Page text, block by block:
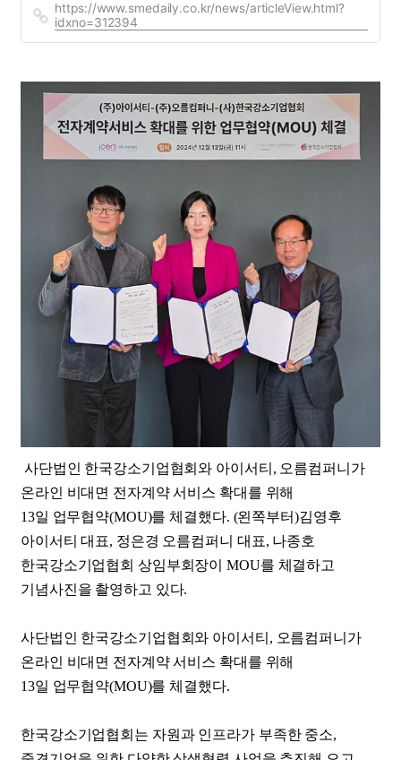
https://www.smedaily.co.kr/news/articleView.html?
idxno=312394
사단법인 한국강소기업협회와 아이서티, 오름컴퍼니가
온라인 비대면 전자계약 서비스 확대를 위해
13일 업무협약(MOU)를 체결했다. (왼쪽부터)김영후
아이서티 대표, 정은경 오름컴퍼니 대표, 나종호
한국강소기업협회 상임부회장이 MOU를 체결하고
기념사진을 촬영하고 있다.
사단법인 한국강소기업협회와 아이서티, 오름컴퍼니가
온라인 비대면 전자계약 서비스 확대를 위해
13일 업무협약(MOU)를 체결했다.
한국강소기업협회는 자원과 인프라가 부족한 중소,